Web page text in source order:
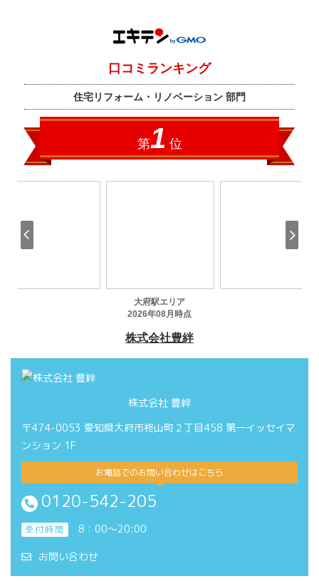
株式会社 豊絆
〒474-0053 愛知県大府市柊山町２丁目458 第一イッセイマ
ンション 1F
お電話でのお問い合わせはこちら
0120-542-205
受付時間 8：00～20:00
お問い合わせ